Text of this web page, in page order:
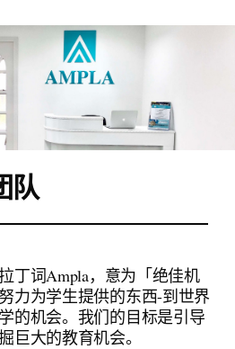
队
丁词Ampla，意为「绝佳机
力为学生提供的东西-到世界
的机会。我们的目标是引导
巨大的教育机会。